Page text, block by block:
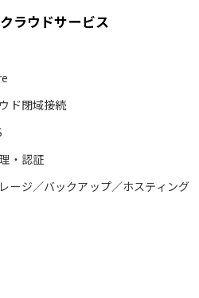
クラウドサービス
ド閉域接続
・認証
ージ／バックアップ／ホスティング